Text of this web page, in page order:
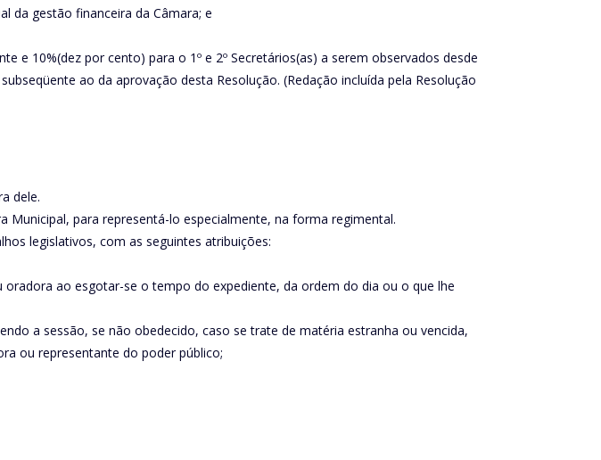
da gestão financeira da Câmara; e
e 10%(dez por cento) para o 1º e 2º Secretários(as) a serem observados desde
ao da aprovação desta Resolução. (Redação incluída pela Resolução
dele.
Municipal, para representá-lo especialmente, na forma regimental.
legislativos, com as seguintes atribuições:
ao esgotar-se o tempo do expediente, da ordem do dia ou o que lhe
a sessão, se não obedecido, caso se trate de matéria estranha ou vencida,
ou representante do poder público;